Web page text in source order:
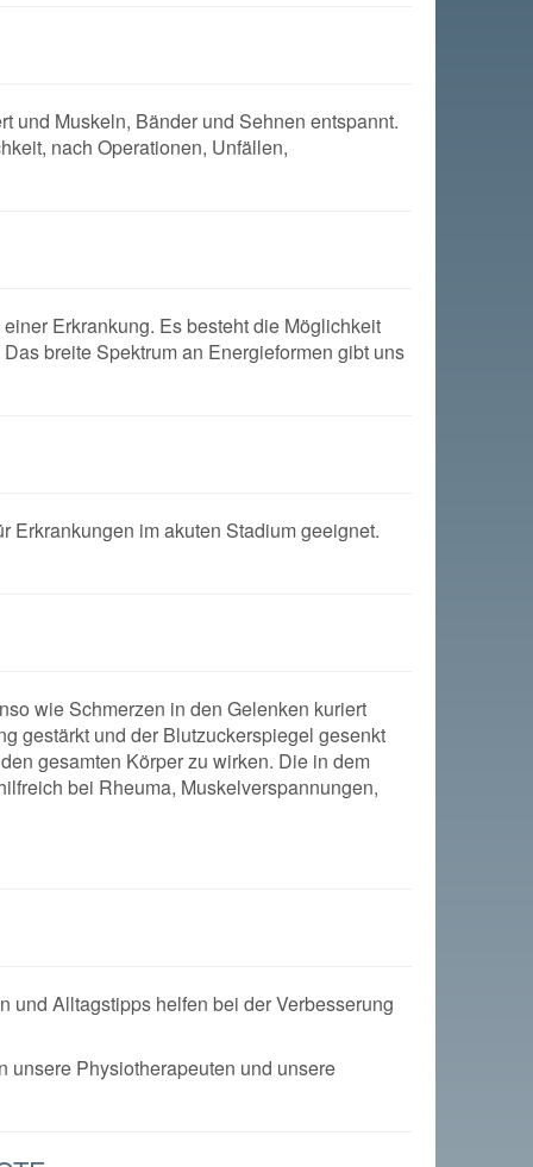
und Muskeln, Bänder und Sehnen entspannt.
nach Operationen, Unfällen,
Erkrankung. Es besteht die Möglichkeit
breite Spektrum an Energieformen gibt uns
Erkrankungen im akuten Stadium geeignet.
wie Schmerzen in den Gelenken kuriert
gestärkt und der Blutzuckerspiegel gesenkt
gesamten Körper zu wirken. Die in dem
bei Rheuma, Muskelverspannungen,
und Alltagstipps helfen bei der Verbesserung
unsere Physiotherapeuten und unsere